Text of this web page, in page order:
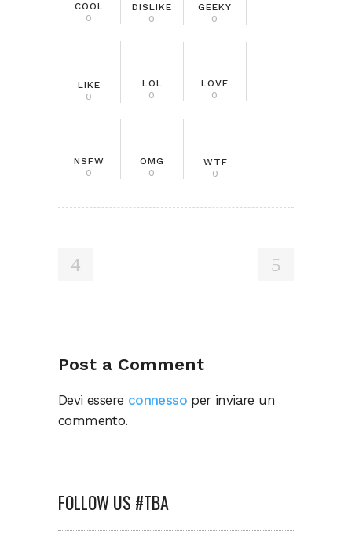
COOL
0
DISLIKE
0
GEEKY
0
LIKE
0
LOL
0
LOVE
0
NSFW
0
OMG
0
WTF
0
Post a Comment
Devi essere connesso per inviare un
commento.
FOLLOW US #TBA